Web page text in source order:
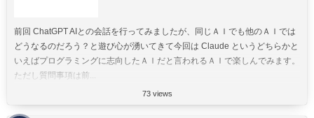
前回 ChatGPT AIとの会話を行ってみましたが、同じＡＩでも他のＡＩでは
どうなるのだろう？と遊び心が湧いてきて今回は Claude というどちらかと
いえばプログラミングに志向したＡＩだと言われるＡＩで楽しんでみます。
ただし質問事項は前...
73 views